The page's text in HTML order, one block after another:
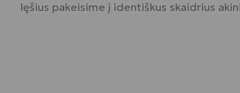
lęšius pakeisime į identiškus skaidrius